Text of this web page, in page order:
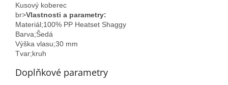
Kusový koberec
br>Vlastnosti a parametry:
Materiál;100% PP Heatset Shaggy
Barva;Šedá
Výška vlasu;30 mm
Tvar;kruh
Doplňkové parametry